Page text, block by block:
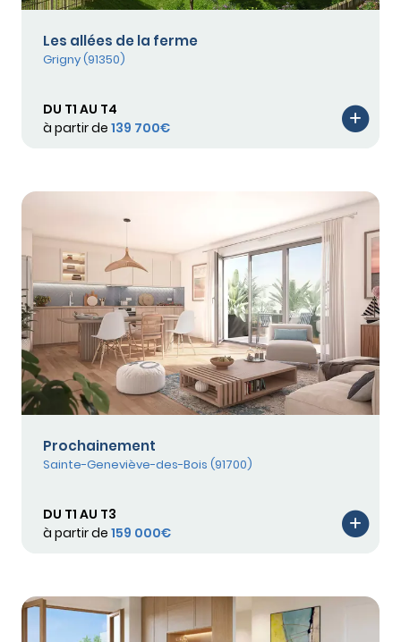
Les allées de la ferme
Grigny (91350)
DU T1 AU T4
à partir de 139 700€
Prochainement
Sainte-Geneviève-des-Bois (91700)
DU T1 AU T3
à partir de 159 000€